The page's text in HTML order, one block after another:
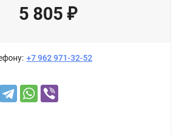
5 805 ₽
+7 962 971-32-52